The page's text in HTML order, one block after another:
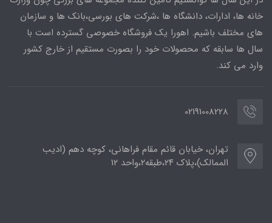
خانه ها، ادارات، دانشگاه ها ،شرکت های بورسی،بانک ها و سازمان
های مختلف باشیم. اهورا یک فروشگاه خصوصی گسترده است با
سال ها سابقه که محصولات خود را بصورت مستقیم از خارج کشور
وارد می کند.
02191008228
تهران، خیابان قائم مقام فراهانی، کوچه دهم (ادیب
الممالک)،پلاک ۲۴،طبقه۲،واحد ۱۲